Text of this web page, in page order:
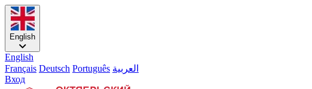
English
English
Français Deutsch Português العربية
Вход